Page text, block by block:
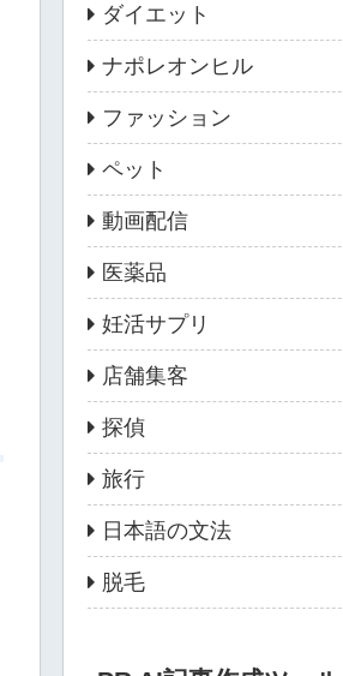
ダイエット
ナポレオンヒル
ファッション
ペット
動画配信
医薬品
妊活サプリ
店舗集客
探偵
旅行
日本語の文法
脱毛